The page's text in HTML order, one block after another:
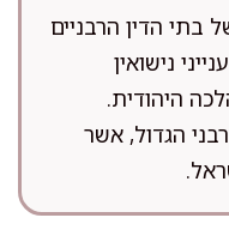
בתי הדין הרבניים
נישואין
היהודית.
הגדול, אשר